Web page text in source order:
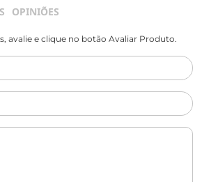
OPINIÕES
avalie e clique no botão Avaliar Produto.